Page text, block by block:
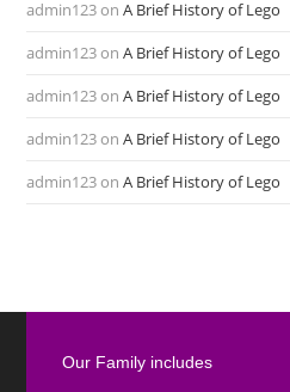
admin123onA Brief History of Lego
admin123onA Brief History of Lego
admin123onA Brief History of Lego
admin123onA Brief History of Lego
admin123onA Brief History of Lego
Our Family includes